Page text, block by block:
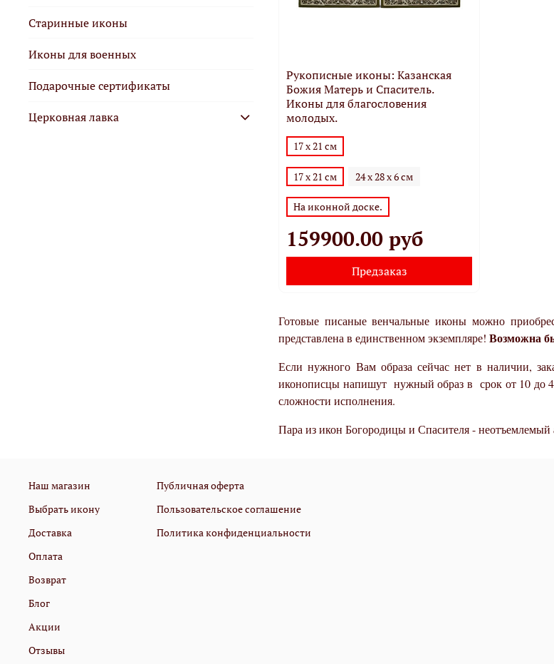
Рукописные иконы: Казанская
Божия Матерь и Спаситель.
Иконы для благословения
молодых.
17 х 21 см
17 х 21 см 24 х 28 х 6 см
На иконной доске.
159900.00 руб
Предзаказ
Готовые писаные венчальные иконы можно
представлена в единственном экземпляре! Возможна
Если нужного Вам образа сейчас нет в наличии,
иконописцы напишут нужный образ в срок от 10 до
сложности исполнения.
Пара из икон Богородицы и Спасителя - неотъемлемый
Старинные иконы
Иконы для военных
Подарочные сертификаты
Церковная лавка
Наш магазин
Выбрать икону
Доставка
Оплата
Возврат
Блог
Акции
Отзывы
Публичная оферта
Пользовательское соглашение
Политика конфиденциальности